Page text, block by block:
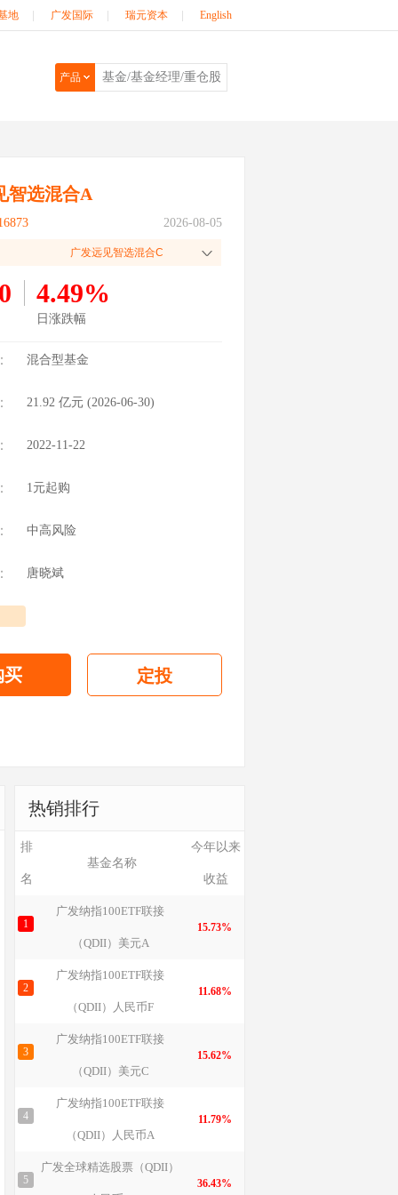
地 广发国际 瑞元资本 English
产品
智选混合A
2026-08-05
广发远见智选混合C
4.49%
日涨跌幅
混合型基金
21.92 亿元 (2026-06-30)
2022-11-22
1元起购
中高风险
唐晓斌
买 定投
热销排行
排
名
基金名称
今年以来
收益
1
广发纳指100ETF联接
（QDII）美元A
15.73%
2
广发纳指100ETF联接
（QDII）人民币F
11.68%
3
广发纳指100ETF联接
（QDII）美元C
15.62%
4
广发纳指100ETF联接
（QDII）人民币A
11.79%
5
广发全球精选股票（QDII）
36.43%